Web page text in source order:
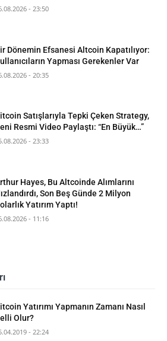
- 23:50
Dönemin Efsanesi Altcoin Kapatılıyor:
Yapması Gerekenler Var
- 20:35
Satışlarıyla Tepki Çeken Strategy,
Resmi Video Paylaştı: “En Büyük…”
- 23:33
Hayes, Bu Altcoinde Alımlarını
Son Beş Günde 2 Milyon
Yatırım Yaptı!
- 11:16
Yatırımı Yapmanın Zamanı Nasıl
Olur?
- 22:24